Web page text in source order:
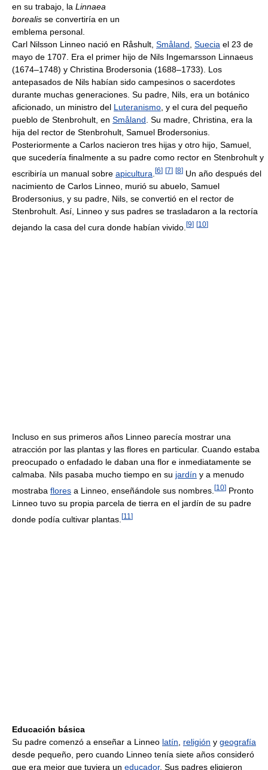
en su trabajo, la Linnaea
borealis se convertiría en un
emblema personal.
Carl Nilsson Linneo nació en Råshult, Småland Suecia el 23 de
mayo de 1707. Era el primer hijo de Nils Ingemarsson Linnaeus
(1674–1748) y Christina Brodersonia (1688–1733). Los
antepasados de Nils habían sido campesinos o sacerdotes
durante muchas generaciones. Su padre, Nils, era un botánico
aficionado, un ministro del Luteranismo , y el cura del pequeño
pueblo de Stenbrohult, en Småland . Su madre, Christina, era la
hija del rector de Stenbrohult, Samuel Brodersonius.
Posteriormente a Carlos nacieron tres hijas y otro hijo, Samuel,
que sucedería finalmente a su padre como rector en Stenbrohult y
escribiría un manual sobre apicultura [6] [7] [8] Un año después del
nacimiento de Carlos Linneo, murió su abuelo, Samuel
Brodersonius, y su padre, Nils, se convertió en el rector de
Stenbrohult. Así, Linneo y sus padres se trasladaron a la rectoría
dejando la casa del cura donde habían vivido. [9] [10]
Incluso en sus primeros años Linneo parecía mostrar una
atracción por las plantas y las flores en particular. Cuando estaba
preocupado o enfadado le daban una flor e inmediatamente se
calmaba. Nils pasaba mucho tiempo en su jardín y a menudo
mostraba flores a Linneo, enseñándole sus nombres. [10] Pronto
Linneo tuvo su propia parcela de tierra en el jardín de su padre
donde podía cultivar plantas. [11 ]
Educación básica
Su padre comenzó a enseñar a Linneo latín religión y geografía
desde pequeño, pero cuando Linneo tenía siete años consideró
que era mejor que tuviera un educador. Sus padres eligieron